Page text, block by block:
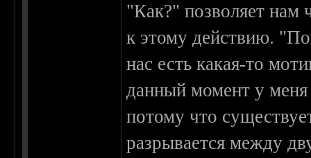
"Как?" позволяет нам
к этому действию.
нас есть какая-то
данный момент у
потому что
разрывается между